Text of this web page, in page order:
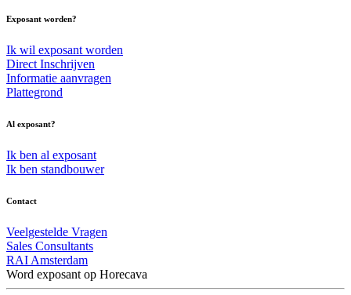
Exposant worden?
Ik wil exposant worden
Direct Inschrijven
Informatie aanvragen
Plattegrond
Al exposant?
Ik ben al exposant
Ik ben standbouwer
Contact
Veelgestelde Vragen
Sales Consultants
RAI Amsterdam
Word exposant op Horecava